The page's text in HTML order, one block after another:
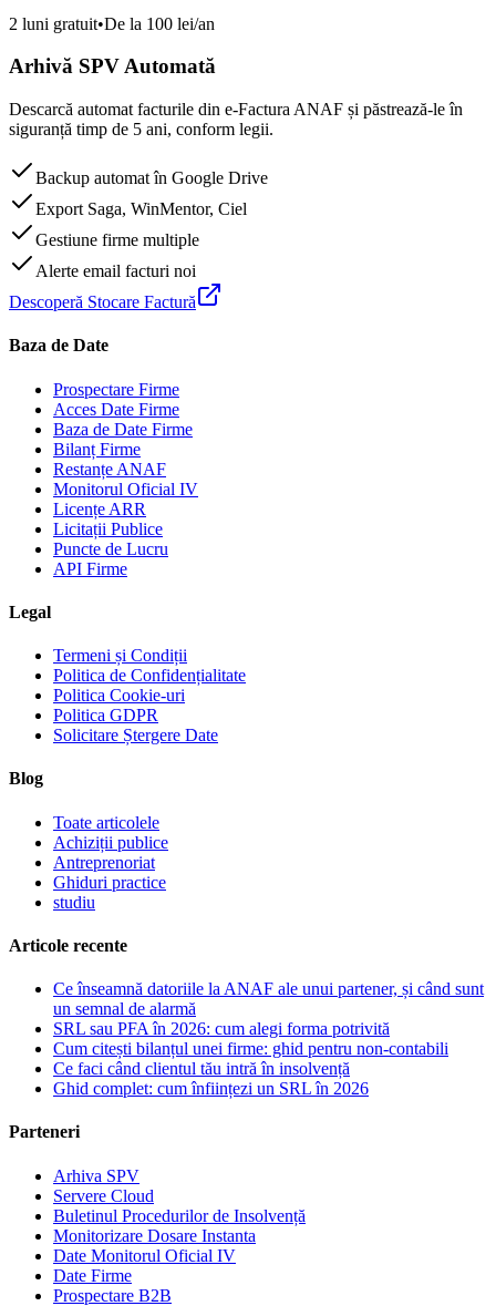
2 luni gratuit•De la 100 lei/an
Arhivă SPV Automată
Descarcă automat facturile din e-Factura ANAF și păstrează-le în
siguranță timp de 5 ani, conform legii.
Backup automat în Google Drive
Export Saga, WinMentor, Ciel
Gestiune firme multiple
Alerte email facturi noi
Descoperă Stocare Factură
Baza de Date
Prospectare Firme
Acces Date Firme
Baza de Date Firme
Bilanț Firme
Restanțe ANAF
Monitorul Oficial IV
Licențe ARR
Licitații Publice
Puncte de Lucru
API Firme
Legal
Termeni și Condiții
Politica de Confidențialitate
Politica Cookie-uri
Politica GDPR
Solicitare Ștergere Date
Blog
Toate articolele
Achiziții publice
Antreprenoriat
Ghiduri practice
studiu
Articole recente
Ce înseamnă datoriile la ANAF ale unui partener, și când sunt
un semnal de alarmă
SRL sau PFA în 2026: cum alegi forma potrivită
Cum citești bilanțul unei firme: ghid pentru non-contabili
Ce faci când clientul tău intră în insolvență
Ghid complet: cum înființezi un SRL în 2026
Parteneri
Arhiva SPV
Servere Cloud
Buletinul Procedurilor de Insolvență
Monitorizare Dosare Instanta
Date Monitorul Oficial IV
Date Firme
Prospectare B2B